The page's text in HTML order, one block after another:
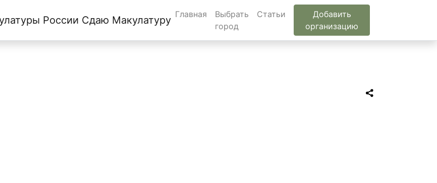
Сдаю Макулатуру Главная
Выбрать
город
Статьи
Добавить
организацию